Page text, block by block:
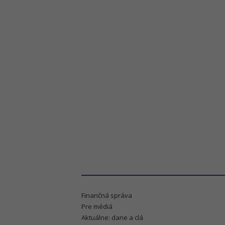
Finančná správa
Pre médiá
Aktuálne: dane a clá